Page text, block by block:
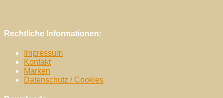
Rechtliche Informationen:
Impressum
Kontakt
Marken
Datenschutz / Cookies